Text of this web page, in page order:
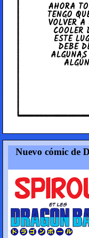
AHORA
TENGO
VOLVER
COOLER
ESTE
DEBE
Nuevo cómic de